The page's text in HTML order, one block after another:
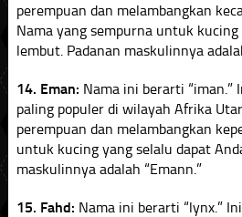
perempuan dan melambangkan
Nama yang sempurna untuk kucing
lembut. Padanan maskulinnya
14. Eman: Nama ini berarti “iman.”
paling populer di wilayah Afrika
perempuan dan melambangkan
untuk kucing yang selalu dapat
maskulinnya adalah “Emann.”
15. Fahd: Nama ini berarti “lynx.”